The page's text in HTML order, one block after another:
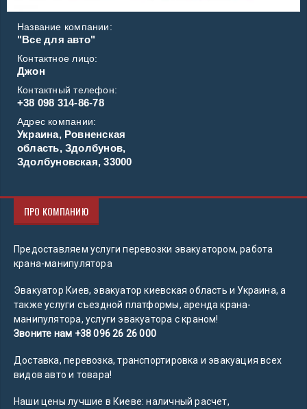
Название компании:
"Все для авто"
Контактное лицо:
Джон
Контактный телефон:
+38 098 314-86-78
Адрес компании:
Украина, Ровненская
область, Здолбунов,
Здолбуновская, 33000
ПРО КОМПАНИЮ
Предоставляем услуги перевозки эвакуатором, работа
крана-манипулятора
Эвакуатор Киев, эвакуатор киевская область и Украина, а
также услуги съездной платформы, аренда крана-
манипулятора, услуги эвакуатора с краном!
Звоните нам +38 096 26 26 000
Доставка, перевозка, транспортировка и эвакуация всех
видов авто и товара!
Наши цены лучшие в Киеве: наличный расчет,